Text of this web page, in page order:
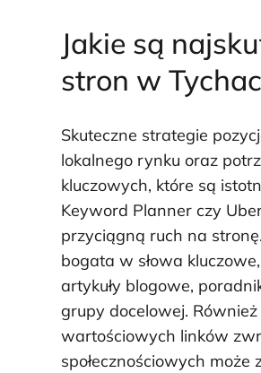
Jakie są
stron w
Skuteczne strategie
lokalnego rynku oraz
kluczowych, które są
Keyword Planner czy
przyciągną ruch na
bogata w słowa
artykuły blogowe,
grupy docelowej.
wartościowych linków
społecznościowych